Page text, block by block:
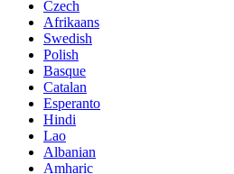
Czech
Afrikaans
Swedish
Polish
Basque
Catalan
Esperanto
Hindi
Lao
Albanian
Amharic